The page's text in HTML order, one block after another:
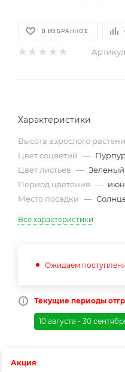
В ИЗБРАННОЕ
Характеристики
Высота взрослого
Цвет соцветий —
Цвет листьев — Зеленый
Период цветения —
Место посадки —
Все характеристики
Ожидаем
Текущие периоды
10 августа - 30
Акция